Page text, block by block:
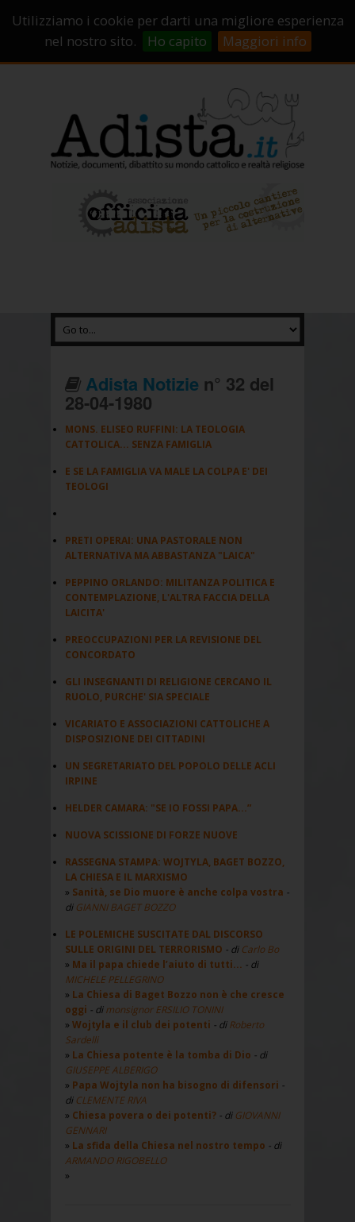
Utilizziamo i cookie per darti una migliore esperienza
nel nostro sito.
Ho capito Maggiori info
Campagne di crowdfunding
Chi Siamo
Adista Notizien° 32 del
28-04-1980
MONS. ELISEO RUFFINI: LA TEOLOGIA
CATTOLICA... SENZA FAMIGLIA
E SE LA FAMIGLIA VA MALE LA COLPA E' DEI
TEOLOGI
PRETI OPERAI: UNA PASTORALE NON
ALTERNATIVA MA ABBASTANZA "LAICA"
PEPPINO ORLANDO: MILITANZA POLITICA E
CONTEMPLAZIONE, L'ALTRA FACCIA DELLA
LAICITA'
PREOCCUPAZIONI PER LA REVISIONE DEL
CONCORDATO
GLI INSEGNANTI DI RELIGIONE CERCANO IL
RUOLO, PURCHE' SIA SPECIALE
VICARIATO E ASSOCIAZIONI CATTOLICHE A
DISPOSIZIONE DEI CITTADINI
UN SEGRETARIATO DEL POPOLO DELLE ACLI
IRPINE
HELDER CAMARA: "SE IO FOSSI PAPA...”
NUOVA SCISSIONE DI FORZE NUOVE
RASSEGNA STAMPA: WOJTYLA, BAGET BOZZO,
LA CHIESA E IL MARXISMO
Sanità, se Dio muore è anche colpa vostra -
di GIANNI BAGET BOZZO
LE POLEMICHE SUSCITATE DAL DISCORSO
SULLE ORIGINI DEL TERRORISMO - di Carlo Bo
Ma il papa chiede l’aiuto di tutti... - di
MICHELE PELLEGRINO
La Chiesa di Baget Bozzo non è che cresce
oggi - dimonsignor ERSILIO TONINI
Wojtyla e il club dei potenti - diRoberto
Sardelli
La Chiesa potente è la tomba di Dio - di
GIUSEPPE ALBERIGO
Papa Wojtyla non ha bisogno di difensori -
di CLEMENTE RIVA
Chiesa povera o dei potenti? - di GIOVANNI
GENNARI
La sfida della Chiesa nel nostro tempo - di
ARMANDO RIGOBELLO